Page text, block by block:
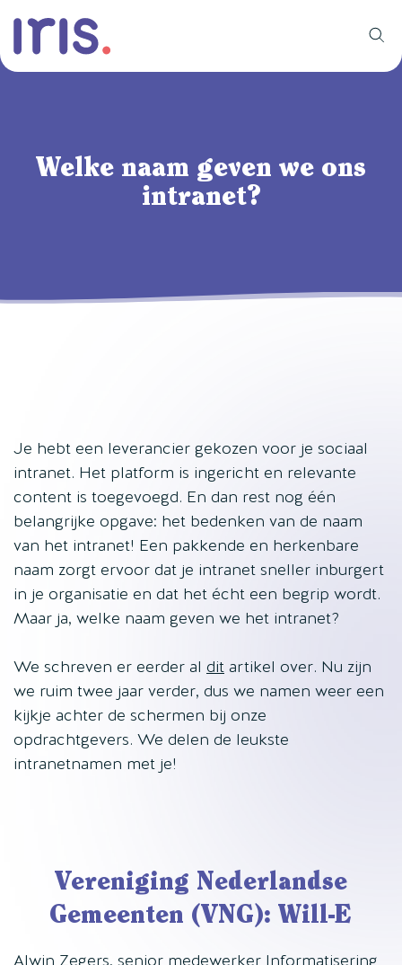
Welke naam geven we ons
intranet?
Je hebt een leverancier gekozen voor je sociaal
intranet. Het platform is ingericht en relevante
content is toegevoegd. En dan rest nog één
belangrijke opgave: het bedenken van de naam
van het intranet! Een pakkende en herkenbare
naam zorgt ervoor dat je intranet sneller inburgert
in je organisatie en dat het écht een begrip wordt.
Maar ja, welke naam geven we het intranet?
We schreven er eerder al dit artikel over. Nu zijn
we ruim twee jaar verder, dus we namen weer een
kijkje achter de schermen bij onze
opdrachtgevers. We delen de leukste
intranetnamen met je!
Vereniging Nederlandse
Gemeenten (VNG): Will-E
Alwin Zegers, senior medewerker Informatisering